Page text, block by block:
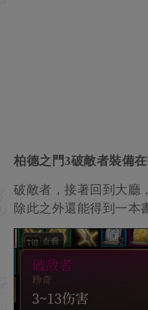
柏德之門3破敵者裝備
破敵者，接著回到大廳
除此之外還能得到一本